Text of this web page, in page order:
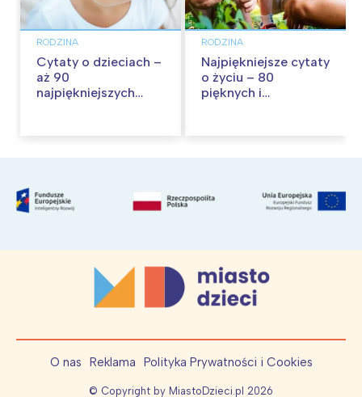
RODZINA
Cytaty o dzieciach –
aż 90
najpiękniejszych
RODZINA
Najpiękniejsze cytaty
o życiu – 80
pięknych i
O nas Reklama Polityka Prywatności i Cookies
© Copyright by MiastoDzieci.pl 2026